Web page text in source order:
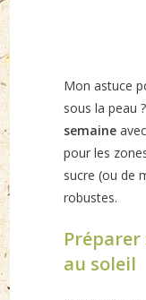
Mon astuce
sous la peau ?
semaine
pour les
sucre (ou de
robustes.
Préparer
au soleil